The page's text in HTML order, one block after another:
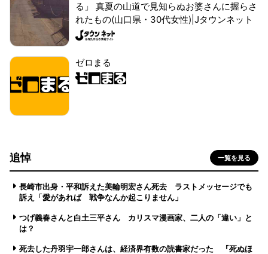
る」 真夏の山道で見知らぬお婆さんに握らさ
れたもの(山口県・30代女性)|Jタウンネット
ゼロまる
追悼 一覧を見る
長崎市出身・平和訴えた美輪明宏さん死去 ラストメッセージでも
訴え「愛があれば 戦争なんか起こりません」
つげ義春さんと白土三平さん カリスマ漫画家、二人の「違い」と
は？
死去した丹羽宇一郎さんは、経済界有数の読書家だった 『死ぬほ